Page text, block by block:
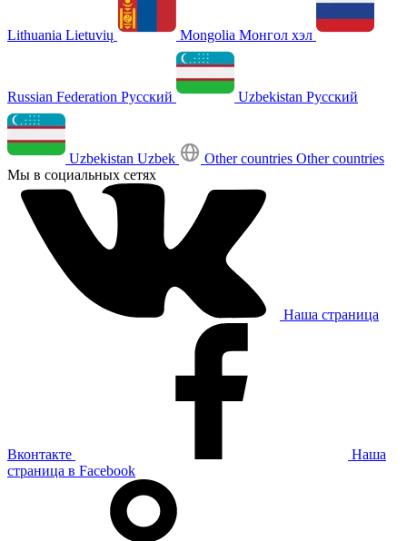
Lithuania Lietuvių Mongolia Монгол хэл
Russian Federation Русский Uzbekistan Русский
Uzbekistan Uzbek Other countries Other countries
Мы в социальных сетях
Наша страница
Вконтакте
Наша
страница в Facebook